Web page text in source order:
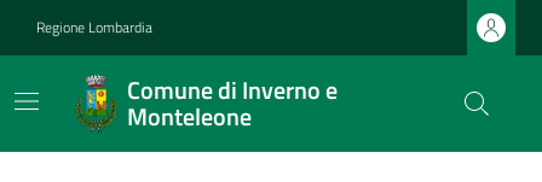
Regione Lombardia
Comune di Inverno e
Monteleone